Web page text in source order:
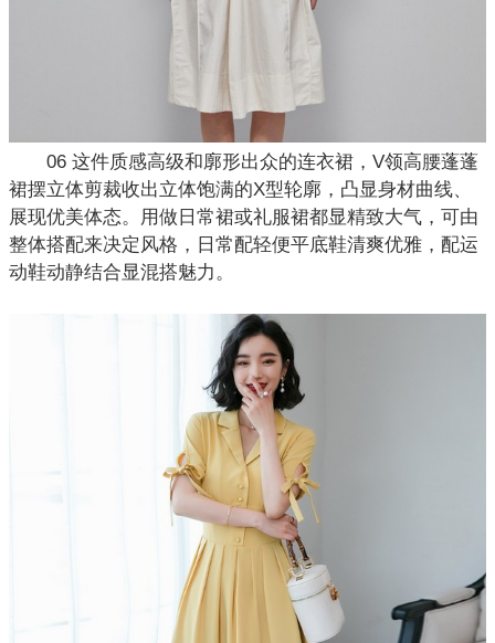
06 这件质感高级和廓形出众的连衣裙，V领高腰蓬蓬
裙摆立体剪裁收出立体饱满的X型轮廓，凸显身材曲线、
展现优美体态。用做日常裙或礼服裙都显精致大气，可由
整体搭配来决定风格，日常配轻便平底鞋清爽优雅，配运
动鞋动静结合显混搭魅力。